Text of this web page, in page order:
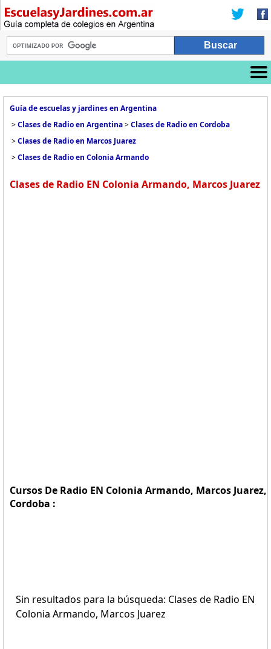
Guía de escuelas y jardines en Argentina
>Clases de Radio en Argentina>Clases de Radio en Cordoba
>Clases de Radio en Marcos Juarez
>Clases de Radio en Colonia Armando
Clases de Radio EN Colonia Armando, Marcos Juarez
Cursos De Radio EN Colonia Armando, Marcos Juarez,
Cordoba :
Sin resultados para la búsqueda: Clases de Radio EN
Colonia Armando, Marcos Juarez